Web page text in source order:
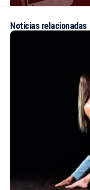
Noticias relacionadas